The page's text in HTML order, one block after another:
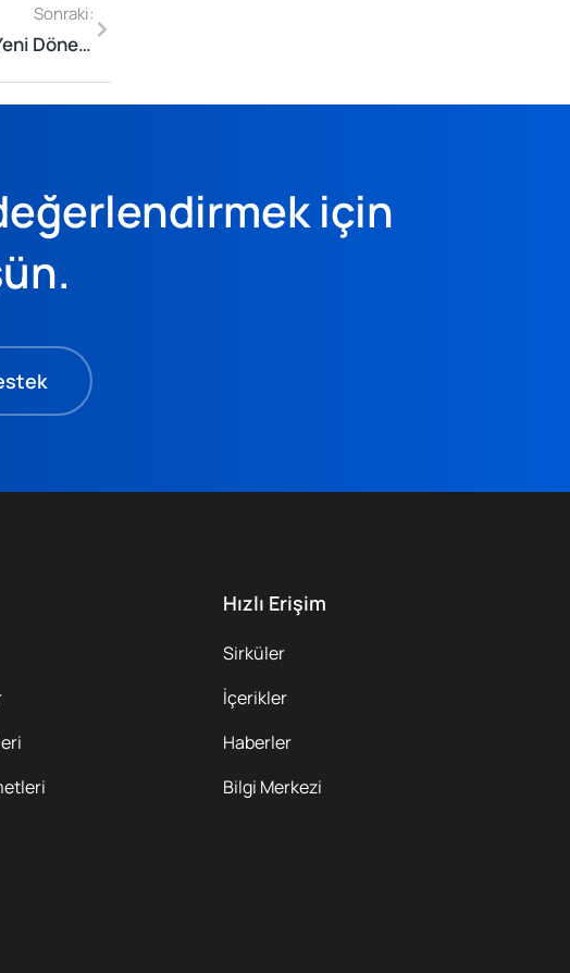
Sonraki:
Türk Devletleri Arasında Dijital Ticarette Yeni Dönem Başlıyor
için
Hızlı Erişim
Sirküler
İçerikler
Haberler
Bilgi Merkezi